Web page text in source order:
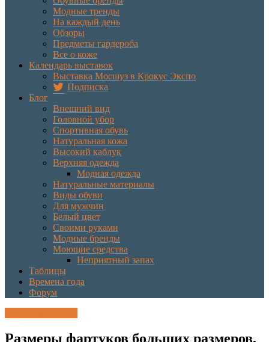
Модные тренды
На каждый день
Обзоры
Предметы гардероба
Все о коже
Календарь выставок
Выставка Мосшуз в Крокус Экспо
Подписка
Блог
Внешний вид
Головной убор
Спортивная обувь
Натуральная кожа
Высокий каблук
Верхняя одежда
Модная одежда
Натуральные материалы
Виды обуви
Для мужчин
Белый цвет
Своими руками
Модные бренды
Моющие средства
Неприятный запах
Таблицы
Времена года
Форум
Размеры фартуков больших размеров,